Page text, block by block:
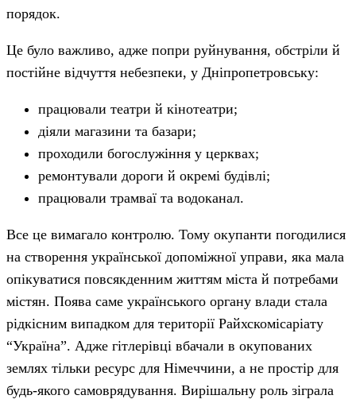
порядок.
Це було важливо, адже попри руйнування, обстріли й
постійне відчуття небезпеки, у Дніпропетровську:
працювали театри й кінотеатри;
діяли магазини та базари;
проходили богослужіння у церквах;
ремонтували дороги й окремі будівлі;
працювали трамваї та водоканал.
Все це вимагало контролю. Тому окупанти погодилися
на створення української допоміжної управи, яка мала
опікуватися повсякденним життям міста й потребами
містян. Поява саме українського органу влади стала
рідкісним випадком для території Райхскомісаріату
“Україна”. Адже гітлерівці вбачали в окупованих
землях тільки ресурс для Німеччини, а не простір для
будь-якого самоврядування. Вирішальну роль зіграла